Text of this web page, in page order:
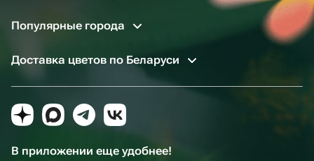
Популярные города
Доставка цветов по Беларуси
В приложении еще удобнее!